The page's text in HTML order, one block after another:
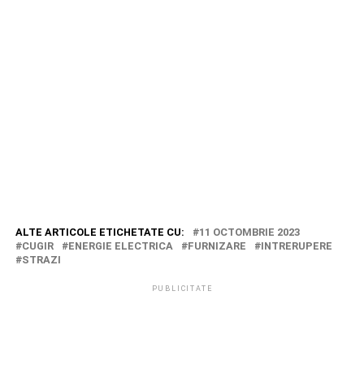
ALTE ARTICOLE ETICHETATE CU:
11 OCTOMBRIE 2023
CUGIR
ENERGIE ELECTRICA FURNIZARE
INTRERUPERE
STRAZI
PUBLICITATE